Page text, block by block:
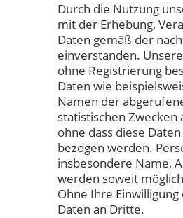
Durch die Nutzung
mit der Erhebung,
Daten gemäß der
einverstanden.
ohne Registrierung
Daten wie
Namen der
statistischen
ohne dass diese
bezogen werden.
insbesondere Name,
werden soweit
Ohne Ihre
Daten an Dritte.